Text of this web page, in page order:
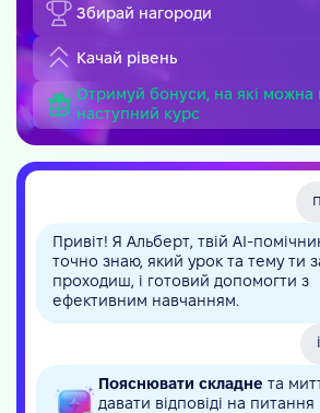
Збирай нагороди
Качай рівень
Отримуй бонуси, на які можна
наступний курс
Привіт! Я Альберт, твій AI-
точно знаю, який урок та тему ти
проходиш, і готовий допомогти з
ефективним навчанням.
Пояснювати складне та
давати відповіді на